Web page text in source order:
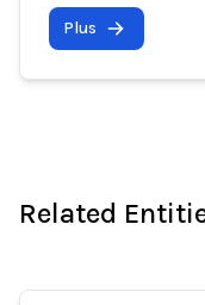
Plus
Related